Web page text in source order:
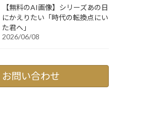
【無料のAI画像】シリーズあの日
にかえりたい「時代の転換点にい
た君へ」
2026/06/08
お問い合わせ